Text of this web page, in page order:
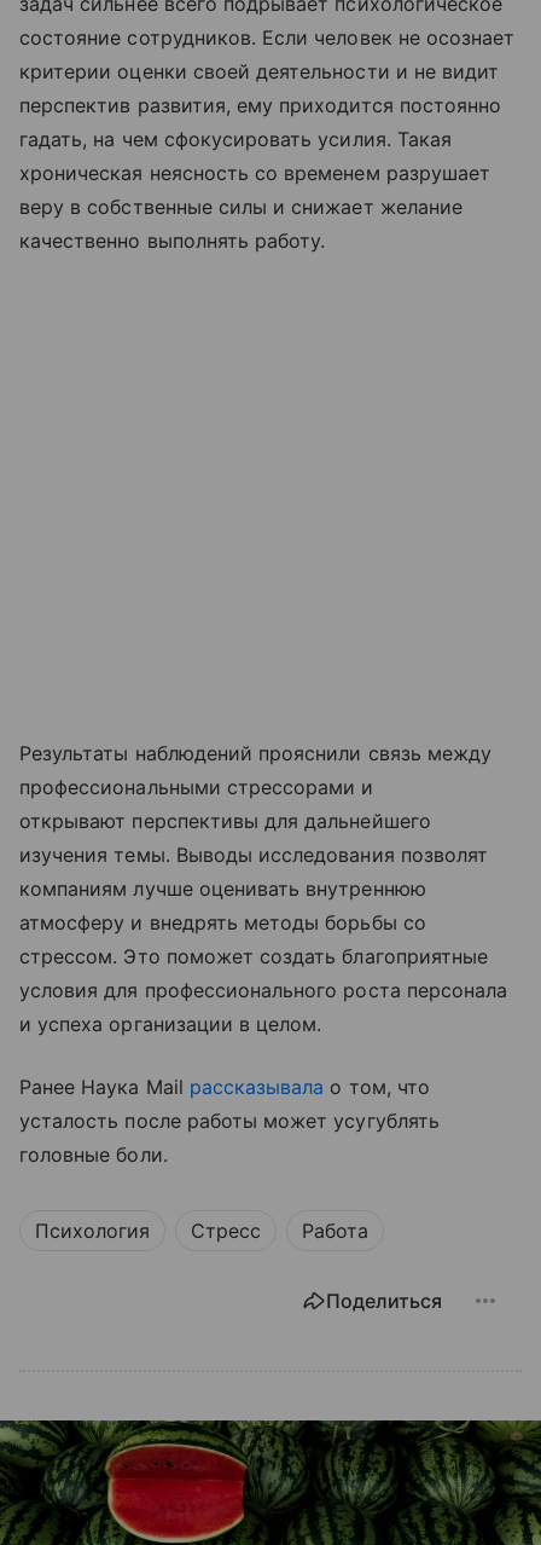
состояние сотрудников. Если человек не осознает
критерии оценки своей деятельности и не видит
перспектив развития, ему приходится постоянно
гадать, на чем сфокусировать усилия. Такая
хроническая неясность со временем разрушает
веру в собственные силы и снижает желание
качественно выполнять работу.
Результаты наблюдений прояснили связь между
профессиональными стрессорами и
открывают перспективы для дальнейшего
изучения темы. Выводы исследования позволят
компаниям лучше оценивать внутреннюю
атмосферу и внедрять методы борьбы со
стрессом. Это поможет создать благоприятные
условия для профессионального роста персонала
и успеха организации в целом.
Ранее Наука Mail рассказывала о том, что
усталость после работы может усугублять
головные боли.
Психология Стресс Работа
Поделиться